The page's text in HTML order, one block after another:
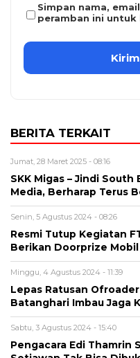
Simpan nama,
peramban ini
BERITA TERKAIT
Jumat, 28 Maret 2025 - 08:16
SKK Migas – Jindi South
Media, Berharap Terus
Senin, 5 Agustus 2024 - 08:26
Resmi Tutup Kegiatan
Berikan Doorprize Mobil
Minggu, 4 Agustus 2024 - 11:39
Lepas Ratusan
Batanghari Imbau Jaga
Sabtu, 3 Agustus 2024 - 15:40
Pengacara Edi Thamrin